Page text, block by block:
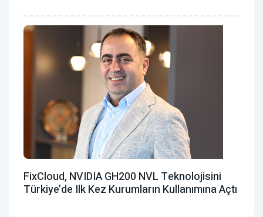
FixCloud, NVIDIA GH200 NVL Teknolojisini
Türkiye’de Ilk Kez Kurumların Kullanımına Açtı